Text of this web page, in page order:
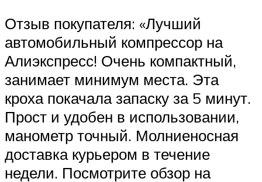
Отзыв покупателя: «Лучший
автомобильный компрессор на
Алиэкспресс! Очень компактный,
занимает минимум места. Эта
кроха покачала запаску за 5 минут.
Прост и удобен в использовании,
манометр точный. Молниеносная
доставка курьером в течение
недели. Посмотрите обзор на